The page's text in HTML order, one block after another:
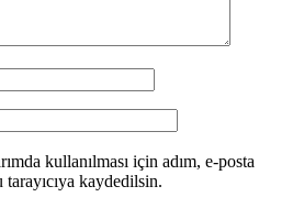
kullanılması için adım, e-posta
kaydedilsin.